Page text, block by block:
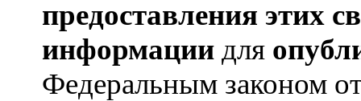
предоставления этих
информации для
Федеральным законом